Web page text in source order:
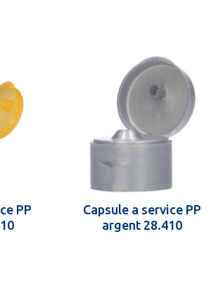
PP
Capsule a service PP
argent 28.410